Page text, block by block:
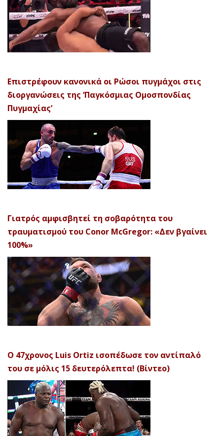
Επιστρέφουν κανονικά οι Ρώσοι πυγμάχοι στις
διοργανώσεις της ‘Παγκόσμιας Ομοσπονδίας
Πυγμαχίας’
Γιατρός αμφισβητεί τη σοβαρότητα του
τραυματισμού του Conor McGregor: «Δεν βγαίνει
100%»
Ο 47χρονος Luis Ortiz ισοπέδωσε τον αντίπαλό
του σε μόλις 15 δευτερόλεπτα! (Βίντεο)